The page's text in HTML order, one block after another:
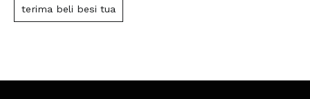
terima beli besi tua